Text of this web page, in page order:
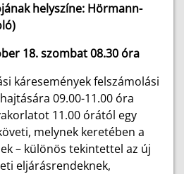
helyszíne: Hörmann-
18. szombat 08.30 óra
káresemények felszámolási
09.00-11.00 óra
11.00 órától egy
melynek keretében a
– különös tekintettel az új
eljárásrendeknek,